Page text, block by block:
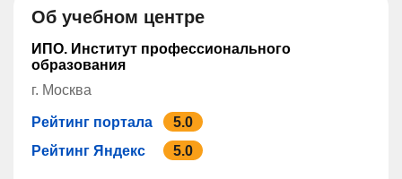
Об учебном центре
ИПО. Институт профессионального
образования
г. Москва
Рейтинг портала
5.0
Рейтинг Яндекс
5.0